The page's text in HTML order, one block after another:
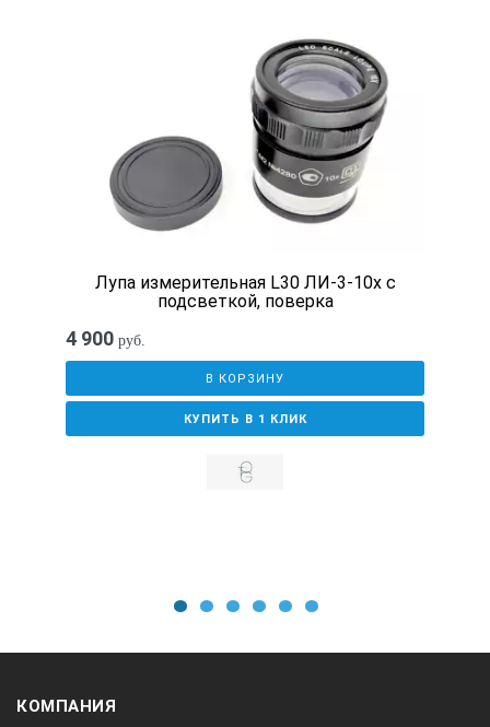
Лупа измерительная L30 ЛИ-3-10х с
подсветкой, поверка
4 900 руб.
В КОРЗИНУ
КУПИТЬ В 1 КЛИК
КОМПАНИЯ